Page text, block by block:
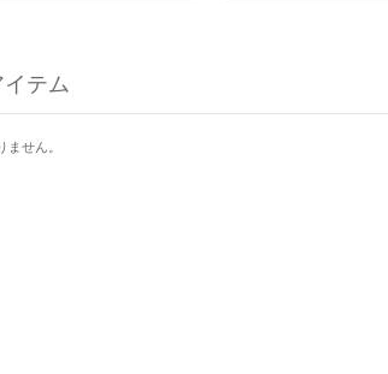
テム
せん。